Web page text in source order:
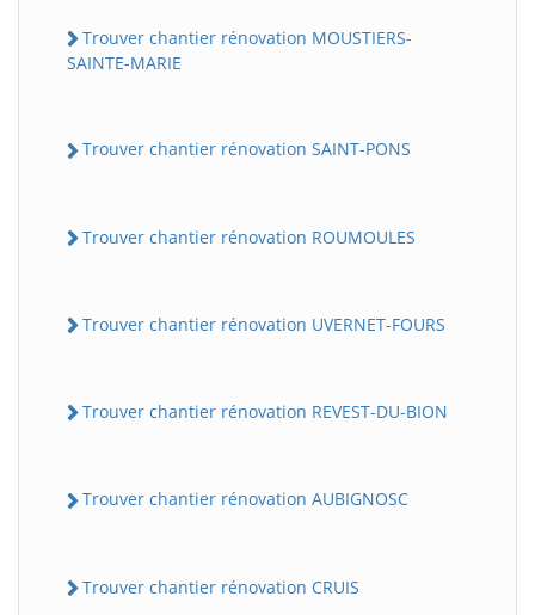
Trouver chantier rénovation MOUSTIERS-
SAINTE-MARIE
Trouver chantier rénovation SAINT-PONS
Trouver chantier rénovation ROUMOULES
Trouver chantier rénovation UVERNET-FOURS
Trouver chantier rénovation REVEST-DU-BION
Trouver chantier rénovation AUBIGNOSC
Trouver chantier rénovation CRUIS